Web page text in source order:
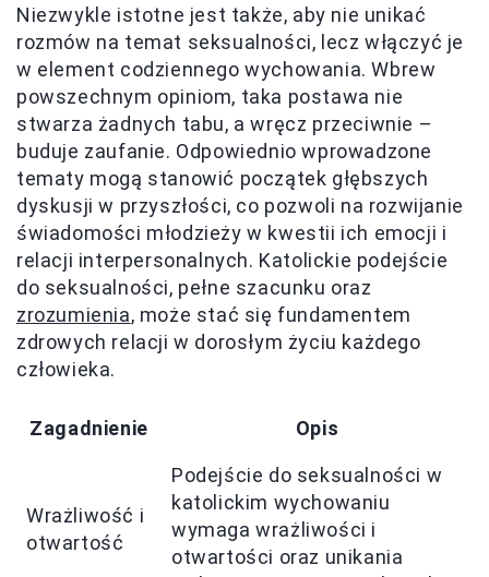
Niezwykle istotne jest także, aby nie unikać
rozmów na temat seksualności, lecz włączyć je
w element codziennego wychowania. Wbrew
powszechnym opiniom, taka postawa nie
stwarza żadnych tabu, a wręcz przeciwnie –
buduje zaufanie. Odpowiednio wprowadzone
tematy mogą stanowić początek głębszych
dyskusji w przyszłości, co pozwoli na rozwijanie
świadomości młodzieży w kwestii ich emocji i
relacji interpersonalnych. Katolickie podejście
do seksualności, pełne szacunku oraz
zrozumienia, może stać się fundamentem
zdrowych relacji w dorosłym życiu każdego
człowieka.
Zagadnienie Opis
Wrażliwość i
otwartość
Podejście do seksualności w
katolickim wychowaniu
wymaga wrażliwości i
otwartości oraz unikania